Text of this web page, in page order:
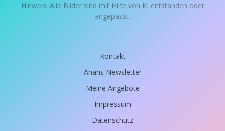
Hinweis: Alle Bilder sind mit Hilfe von KI entstanden oder
angepasst.
Kontakt
Anaris Newsletter
Meine Angebote
Impressum
Datenschutz